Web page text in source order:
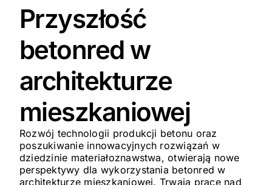
Przyszłość
betonred w
architekturze
mieszkaniowej
Rozwój technologii produkcji betonu oraz
poszukiwanie innowacyjnych rozwiązań w
dziedzinie materiałoznawstwa, otwierają nowe
perspektywy dla wykorzystania betonred w
architekturze mieszkaniowej. Trwają prace nad